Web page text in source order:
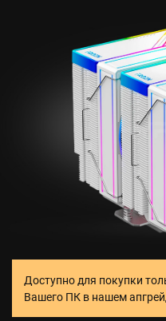
Доступно для покупки
Вашего ПК в нашем